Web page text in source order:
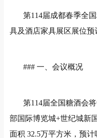
第114届成都春季全
具及酒店家具展区展位预
### 一、会议概况
第114届全国糖酒会
部国际博览城+世纪城新
面积 32.5万平方米，预计